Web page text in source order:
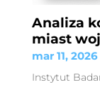
Analiza
miast
mar 11, 2026
Instytut